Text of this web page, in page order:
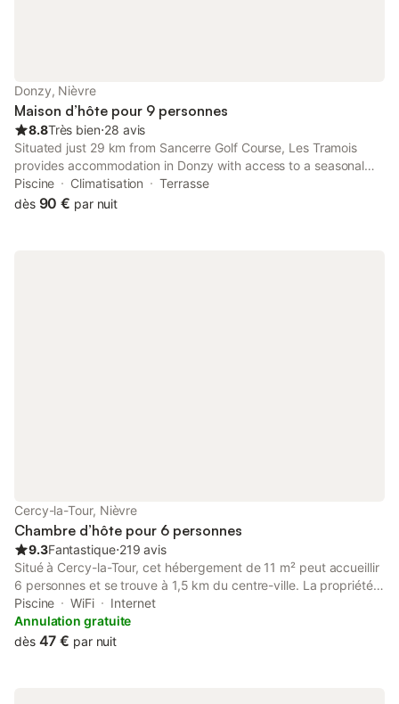
Donzy, Nièvre
Maison d’hôte pour 9 personnes
8.8Très bien⋅28 avis
Situated just 29 km from Sancerre Golf Course, Les Tramois
provides accommodation in Donzy with access to a seasonal
outdoor swimming pool, a garden, as well as a shared kitchen.
Piscine Climatisation
Terrasse
dès 90 € par nuit
Cercy-la-Tour, Nièvre
Chambre d’hôte pour 6 personnes
9.3Fantastique⋅219 avis
Situé à Cercy-la-Tour, cet hébergement de 11 m² peut accueillir
6 personnes et se trouve à 1,5 km du centre-ville. La propriété
est située à 400 m de la gare et des transports en commun,
offrant un point de chute pratique pour votre séjour dans la
région. L'agencement comprend 1 chambre avec un lit double
Piscine WiFi
Internet
Annulation gratuite
dès 47 € par nuit